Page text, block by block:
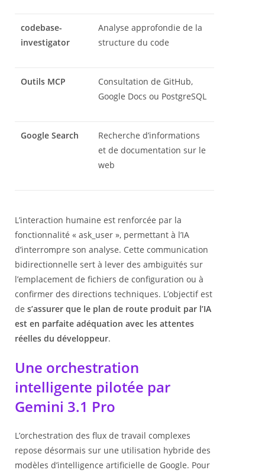
codebase-
investigator
Analyse approfondie de la
structure du code
Outils MCP
Consultation de GitHub,
Google Docs ou PostgreSQL
Google Search
Recherche d’informations
et de documentation sur le
web
L’interaction humaine est renforcée par la
fonctionnalité « ask_user », permettant à l’IA
d’interrompre son analyse. Cette communication
bidirectionnelle sert à lever des ambiguïtés sur
l’emplacement de fichiers de configuration ou à
confirmer des directions techniques. L’objectif est
de s’assurer que le plan de route produit par l’IA
est en parfaite adéquation avec les attentes
réelles du développeur.
Une orchestration
intelligente pilotée par
Gemini 3.1 Pro
L’orchestration des flux de travail complexes
repose désormais sur une utilisation hybride des
modèles d’intelligence artificielle de Google. Pour